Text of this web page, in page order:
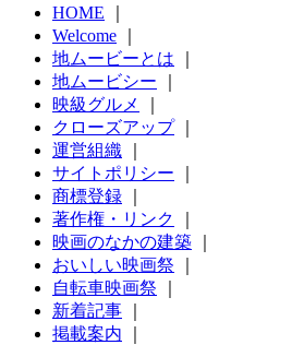
HOME
Welcome
地ムービーとは
地ムービシー
映級グルメ
クローズアップ｜
運営組織
サイトポリシー
商標登録
著作権・リンク
映画のなかの建築
おいしい映画祭
自転車映画祭
新着記事
掲載案内